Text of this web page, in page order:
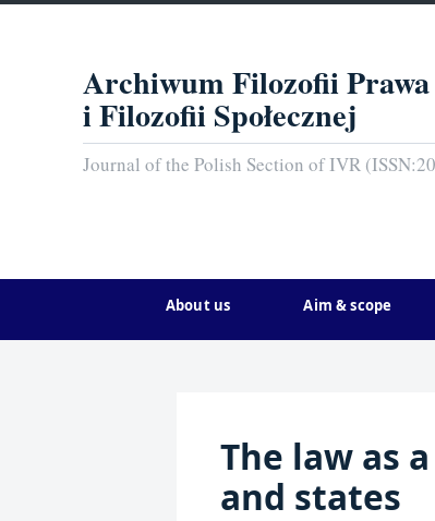
Archiwum Filozofii Prawa
i Filozofii Społecznej
Journal of the Polish Section of IVR
About us Aim & scope
The law as
and states